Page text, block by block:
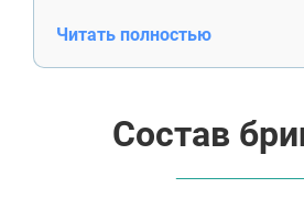
Денег больше не просит.
отцу лекарства, хотя раньше
поняла, что помощь — это не
проверки и спасение от
Читать полностью
Состав